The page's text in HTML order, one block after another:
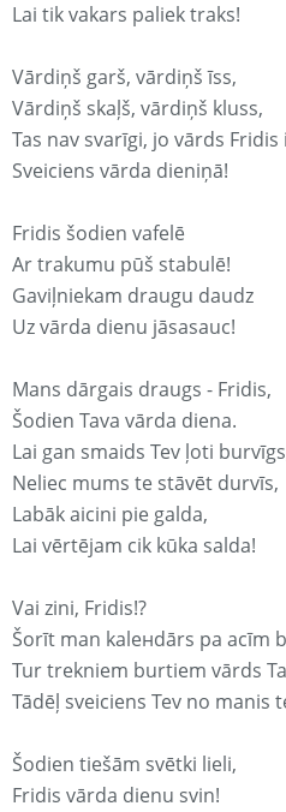
Lai tik vakars paliek traks!
Vārdiņš garš, vārdiņš īss,
Vārdiņš skaļš, vārdiņš kluss,
Tas nav svarīgi, jo vārds Fridis
Sveiciens vārda dieniņā!
Fridis šodien vafelē
Ar trakumu pūš stabulē!
Gaviļniekam draugu daudz
Uz vārda dienu jāsasauc!
Mans dārgais draugs - Fridis,
Šodien Tava vārda diena.
Lai gan smaids Tev ļoti
Neliec mums te stāvēt durvīs,
Labāk aicini pie galda,
Lai vērtējam cik kūka salda!
Vai zini, Fridis!?
Šorīt man kaleнdārs pa acīm
Tur trekniem burtiem vārds
Tādēļ sveiciens Tev no manis
Šodien tiešām svētki lieli,
Fridis vārda dienu svin!